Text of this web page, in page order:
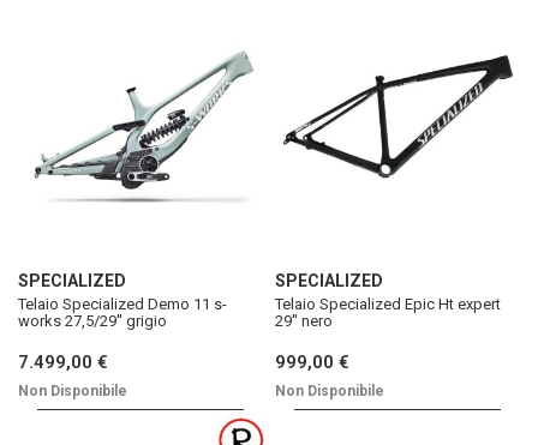
SPECIALIZED
Telaio Specialized Demo 11 s-
works 27,5/29'' grigio
7.499,00 €
Non Disponibile
SPECIALIZED
Telaio Specialized Epic Ht expert
29'' nero
999,00 €
Non Disponibile